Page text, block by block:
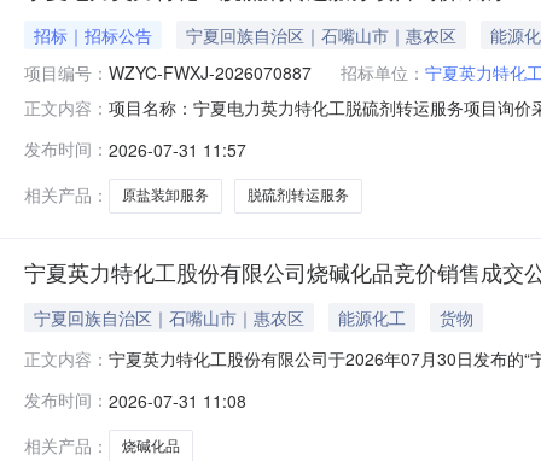
招标｜招标公告 宁夏回族自治区｜石嘴山市｜惠农区
能源
项目编号： WZYC-FWXJ-2026070887 招标单位： 宁夏英力特化
正文内容： 项目名称：宁夏电力英力特化工脱硫剂转运服务项目询
年内（2023年1月1日至报价截止日期）运输合同至少1
的业绩证明文件为
发布时间： 2026-07-31 11:57
相关产品：
原盐装卸服务 脱硫剂转运服务
宁夏英力特化工股份有限公司烧碱化品竞价销售成交
宁夏回族自治区｜石嘴山市｜惠农区 能源化工
货物
正文内容： 宁夏英力特化工股份有限公司于2026年07月30日发布的
www.e-ceic.com）宁夏英力特化工股份有限公司2026年
发布时间： 2026-07-31 11:08
相关产品：
烧碱化品